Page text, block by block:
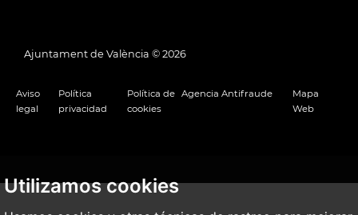
Utilizamos cookies
Ajuntament de València © 2026
Aviso
legal
Política
privacidad
Política de
cookies
Agencia Antifraude
Mapa
Web